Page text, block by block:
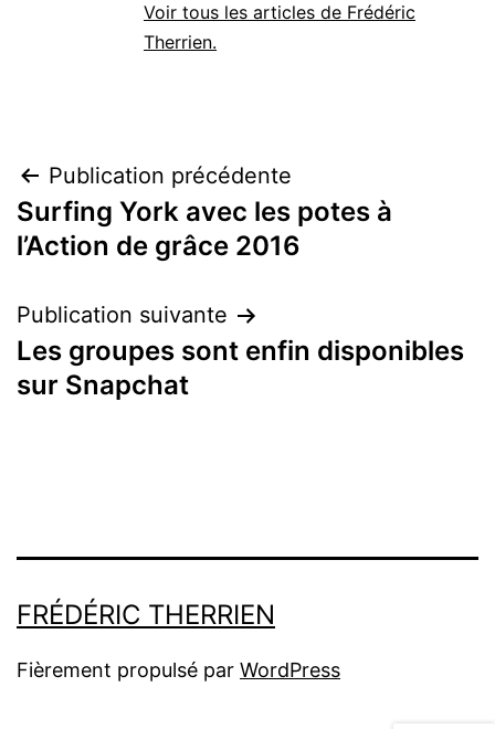
Voir tous les articles de Frédéric
Therrien.
Navigation
de
Publication précédente
Surfing York avec les potes à
l’Action de grâce 2016
Publication suivante
Les groupes sont enfin disponibles
sur Snapchat
FRÉDÉRIC THERRIEN
Fièrement propulsé par WordPress